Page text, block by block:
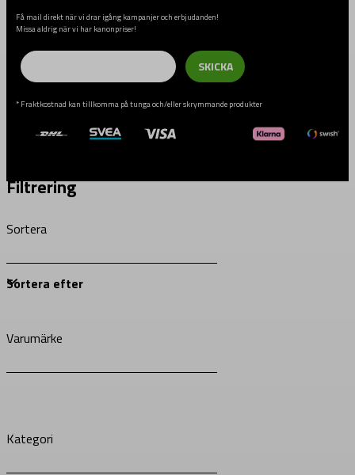
Få mail direkt när vi drar igång kampanjer och erbjudanden!
Missa aldrig när vi har kanonpriser!
Email
SKICKA
* Fraktkostnad kan tillkomma på tunga och/eller skrymmande produkter
Filtrering
Sortera
Varumärke
Kategori